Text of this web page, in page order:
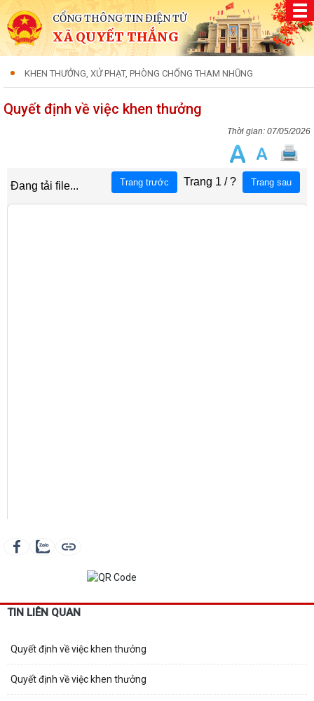
CỔNG THÔNG TIN ĐIỆN TỬ
XÃ QUYẾT THẮNG
KHEN THƯỞNG, XỬ PHẠT, PHÒNG CHỐNG THAM NHŨNG
Quyết định về việc khen thưởng
07/05/2026
TIN LIÊN QUAN
Quyết định về việc khen thưởng
Quyết định về việc khen thưởng